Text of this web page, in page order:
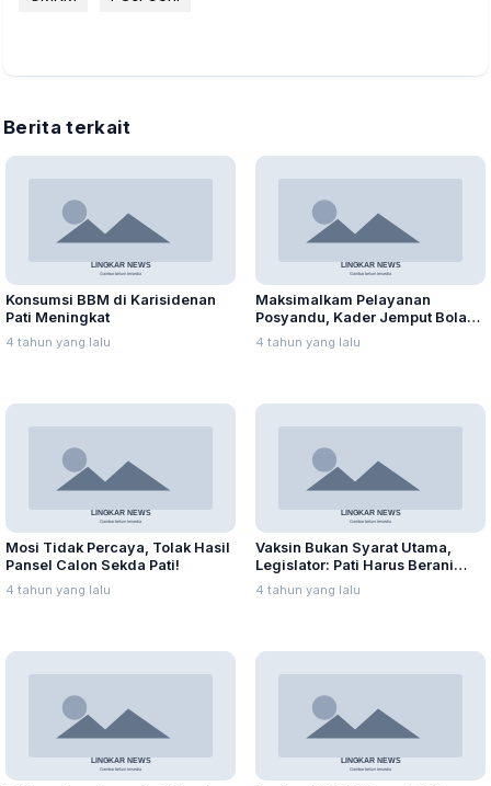
Berita terkait
Konsumsi BBM di Karisidenan
Pati Meningkat
4 tahun yang lalu
Maksimalkam Pelayanan
Posyandu, Kader Jemput Bola
ke Rumah Warga
4 tahun yang lalu
Mosi Tidak Percaya, Tolak Hasil
Pansel Calon Sekda Pati!
4 tahun yang lalu
Vaksin Bukan Syarat Utama,
Legislator: Pati Harus Berani
Mulai PTM
4 tahun yang lalu